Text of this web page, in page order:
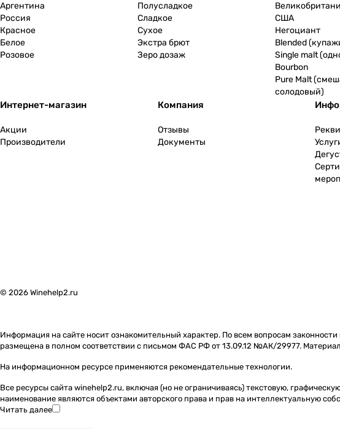
Аргентина
Россия
Красное
Белое
Розовое
Полусладкое
Сладкое
Сухое
Экстра брют
Зеро дозаж
США
Негоциант
Blended
Single malt
Bourbon
Pure Malt
солодовый)
Интернет-магазин
Акции
Производители
Компания
Отзывы
Документы
© 2026 Winehelp2.ru
Информация на сайте носит ознакомительный характер. По всем вопросам
размещена в полном соответствии с письмом ФАС РФ от 13.09.12 №АК/29977.
На информационном ресурсе применяются рекомендательные технологии.
Все ресурсы сайта winehelp2.ru, включая (но не ограничиваясь) текстовую,
наименование являются объектами авторского права и прав на интеллектуальную
Читать далее